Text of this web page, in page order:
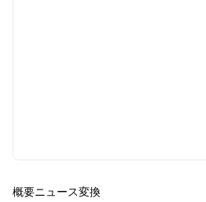
概要ニュース変換